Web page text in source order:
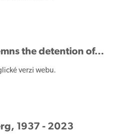
the detention of…
anglické verzi webu.
1937 - 2023